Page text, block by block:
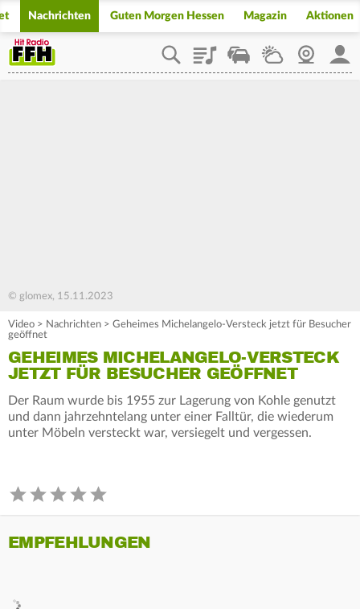
Nachrichten Guten Morgen Hessen Magazin Aktionen
PlaylistStaupilotWetterWebcam
© glomex, 15.11.2023
Video > Nachrichten > Geheimes Michelangelo-Versteck jetzt für Besucher
geöffnet
GEHEIMES MICHELANGELO-VERSTECK
JETZT FÜR BESUCHER GEÖFFNET
Der Raum wurde bis 1955 zur Lagerung von Kohle genutzt
und dann jahrzehntelang unter einer Falltür, die wiederum
unter Möbeln versteckt war, versiegelt und vergessen.
EMPFEHLUNGEN